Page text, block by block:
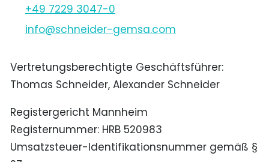
+49 7229 3047-0
nf
schn d r-g ms c m
Vertretungsberechtigte Geschäftsführer:
Thomas Schneider, Alexander Schneider
Registergericht Mannheim
Registernummer: HRB 520983
Umsatzsteuer-Identifikationsnummer gemäß §